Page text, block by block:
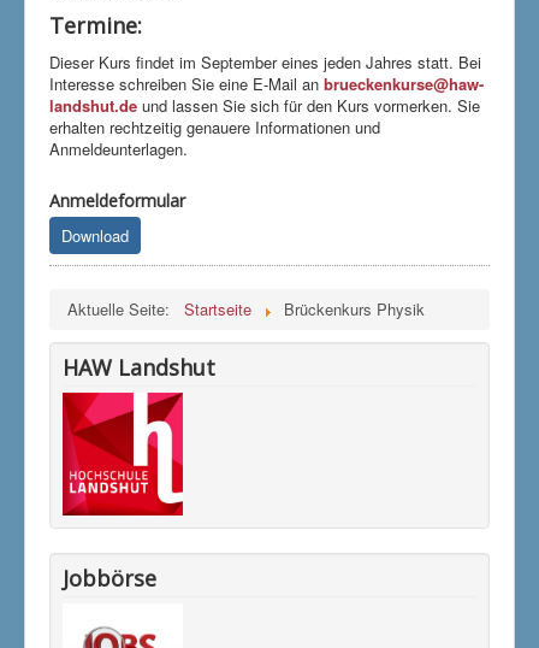
Termine:
Dieser Kurs findet im September eines jeden Jahres statt. Bei
Interesse schreiben Sie eine E-Mail an brueckenkurse@haw-
landshut.de und lassen Sie sich für den Kurs vormerken. Sie
erhalten rechtzeitig genauere Informationen und
Anmeldeunterlagen.
Anmeldeformular
Download
Aktuelle Seite: Startseite Brückenkurs Physik
HAW Landshut
Jobbörse